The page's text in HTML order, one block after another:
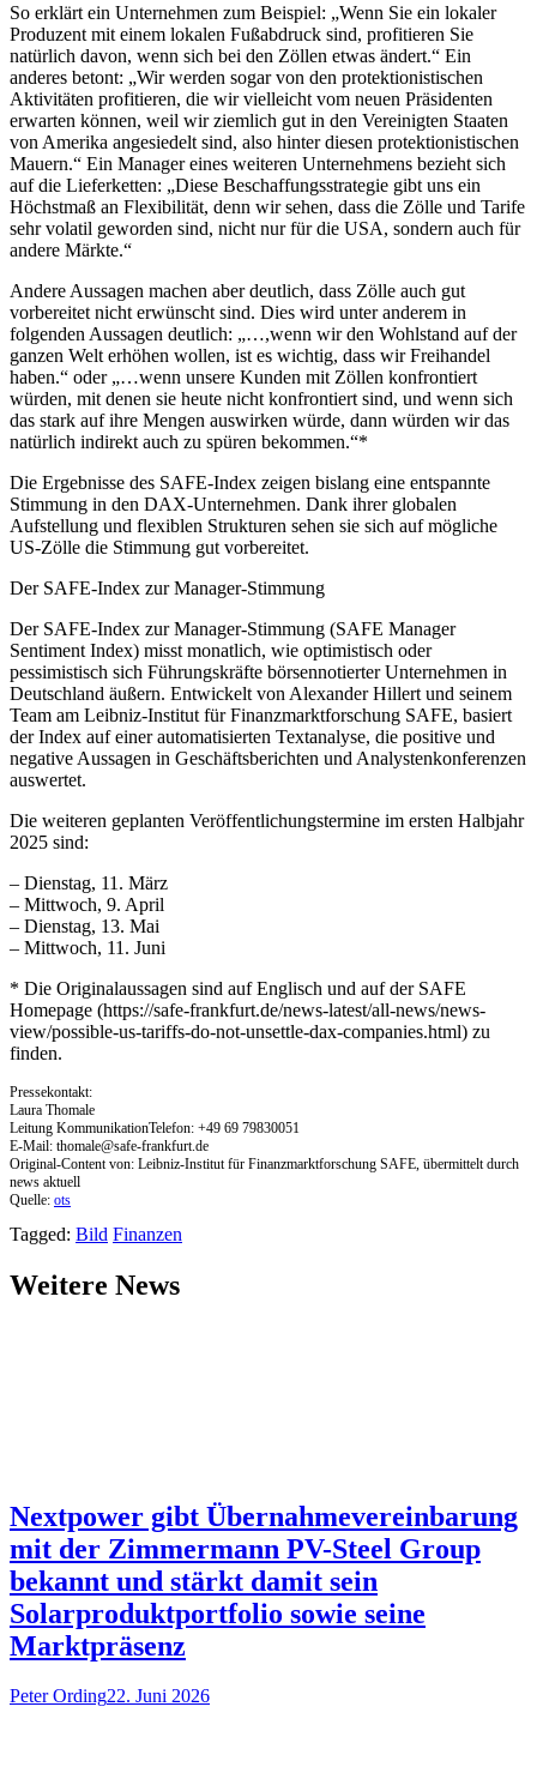
So erklärt ein Unternehmen zum Beispiel: „Wenn Sie ein lokaler
Produzent mit einem lokalen Fußabdruck sind, profitieren Sie
natürlich davon, wenn sich bei den Zöllen etwas ändert.“ Ein
anderes betont: „Wir werden sogar von den protektionistischen
Aktivitäten profitieren, die wir vielleicht vom neuen Präsidenten
erwarten können, weil wir ziemlich gut in den Vereinigten Staaten
von Amerika angesiedelt sind, also hinter diesen protektionistischen
Mauern.“ Ein Manager eines weiteren Unternehmens bezieht sich
auf die Lieferketten: „Diese Beschaffungsstrategie gibt uns ein
Höchstmaß an Flexibilität, denn wir sehen, dass die Zölle und Tarife
sehr volatil geworden sind, nicht nur für die USA, sondern auch für
andere Märkte.“
Andere Aussagen machen aber deutlich, dass Zölle auch gut
vorbereitet nicht erwünscht sind. Dies wird unter anderem in
folgenden Aussagen deutlich: „…,wenn wir den Wohlstand auf der
ganzen Welt erhöhen wollen, ist es wichtig, dass wir Freihandel
haben.“ oder „…wenn unsere Kunden mit Zöllen konfrontiert
würden, mit denen sie heute nicht konfrontiert sind, und wenn sich
das stark auf ihre Mengen auswirken würde, dann würden wir das
natürlich indirekt auch zu spüren bekommen.“*
Die Ergebnisse des SAFE-Index zeigen bislang eine entspannte
Stimmung in den DAX-Unternehmen. Dank ihrer globalen
Aufstellung und flexiblen Strukturen sehen sie sich auf mögliche
US-Zölle die Stimmung gut vorbereitet.
Der SAFE-Index zur Manager-Stimmung
Der SAFE-Index zur Manager-Stimmung (SAFE Manager
Sentiment Index) misst monatlich, wie optimistisch oder
pessimistisch sich Führungskräfte börsennotierter Unternehmen in
Deutschland äußern. Entwickelt von Alexander Hillert und seinem
Team am Leibniz-Institut für Finanzmarktforschung SAFE, basiert
der Index auf einer automatisierten Textanalyse, die positive und
negative Aussagen in Geschäftsberichten und Analystenkonferenzen
auswertet.
Die weiteren geplanten Veröffentlichungstermine im ersten Halbjahr
2025 sind:
– Dienstag, 11. März
– Mittwoch, 9. April
– Dienstag, 13. Mai
– Mittwoch, 11. Juni
* Die Originalaussagen sind auf Englisch und auf der SAFE
Homepage (https://safe-frankfurt.de/news-latest/all-news/news-
view/possible-us-tariffs-do-not-unsettle-dax-companies.html) zu
finden.
Pressekontakt:
Laura Thomale
Leitung KommunikationTelefon: +49 69 79830051
E-Mail: thomale@safe-frankfurt.de
Original-Content von: Leibniz-Institut für Finanzmarktforschung SAFE, übermittelt durch
news aktuell
Quelle: ots
Tagged: Bild Finanzen
Weitere News
Nextpower gibt Übernahmevereinbarung
mit der Zimmermann PV-Steel Group
bekannt und stärkt damit sein
Solarproduktportfolio sowie seine
Marktpräsenz
Peter Ording22. Juni 2026